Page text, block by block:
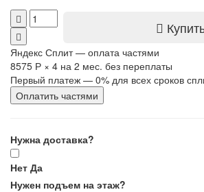
Яндекс Сплит — оплата частями
8575 Р × 4 на 2 мес. без переплаты
Первый платеж — 0% для всех сроков
Оплатить частями
Нужна доставка?
Нет Да
Нужен подъем на этаж?